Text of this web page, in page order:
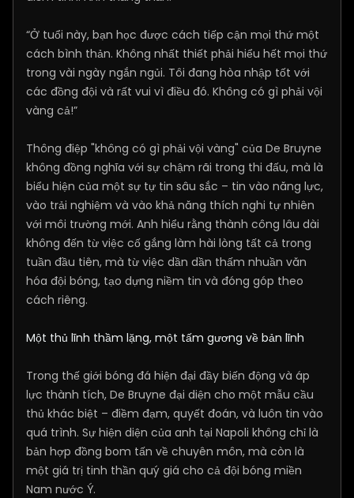
“Ở tuổi này, bạn học được cách tiếp cận mọi thứ một
cách bình thản. Không nhất thiết phải hiểu hết mọi thứ
trong vài ngày ngắn ngủi. Tôi đang hòa nhập tốt với
các đồng đội và rất vui vì điều đó. Không có gì phải vội
vàng cả!”
Thông điệp "không có gì phải vội vàng" của De Bruyne
không đồng nghĩa với sự chậm rãi trong thi đấu, mà là
biểu hiện của một sự tự tin sâu sắc – tin vào năng lực,
vào trải nghiệm và vào khả năng thích nghi tự nhiên
với môi trường mới. Anh hiểu rằng thành công lâu dài
không đến từ việc cố gắng làm hài lòng tất cả trong
tuần đầu tiên, mà từ việc dần dần thấm nhuần văn
hóa đội bóng, tạo dựng niềm tin và đóng góp theo
cách riêng.
Một thủ lĩnh thầm lặng, một tấm gương về bản lĩnh
Trong thế giới bóng đá hiện đại đầy biến động và áp
lực thành tích, De Bruyne đại diện cho một mẫu cầu
thủ khác biệt – điềm đạm, quyết đoán, và luôn tin vào
quá trình. Sự hiện diện của anh tại Napoli không chỉ là
bản hợp đồng bom tấn về chuyên môn, mà còn là
một giá trị tinh thần quý giá cho cả đội bóng miền
Nam nước Ý.